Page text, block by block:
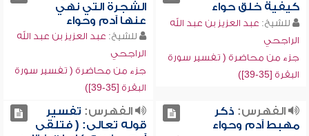
كيفية خلق حواء
للشيخ: عبد العزيز بن عبد الله
الراجحي
جزء من محاضرة ( تفسير سورة
البقرة [35-39])
الشجرة التي نهي
عنها آدم وحواء
للشيخ: عبد العزيز بن عبد الله
الراجحي
جزء من محاضرة ( تفسير سورة
البقرة [35-39])
الفهرس: ذكر
مهبط آدم وحواء
الفهرس: تفسير
قوله تعالى: ( فتلقى